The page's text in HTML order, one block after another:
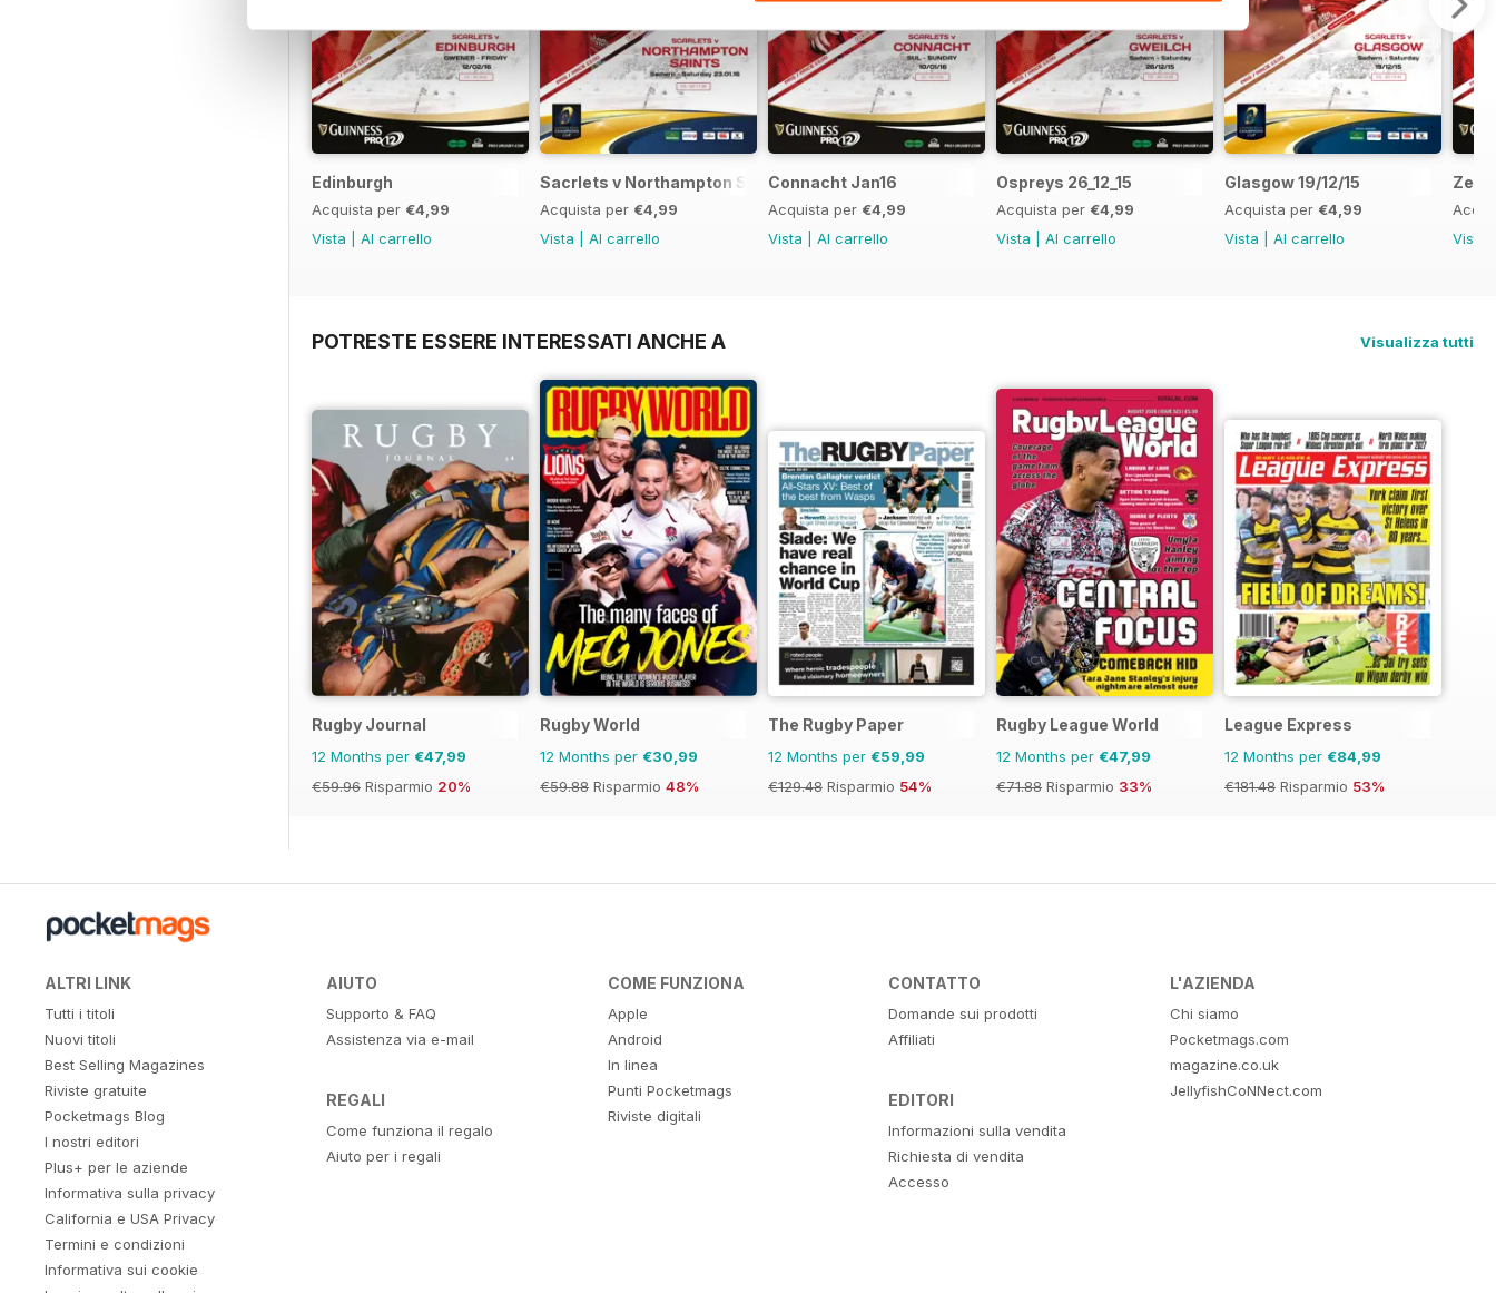
Edinburgh
Acquista per €4,99
Vista
Al carrello
Sacrlets v Northampton Saints
Acquista per €4,99
Vista
Al carrello
Connacht Jan16
Acquista per €4,99
Vista
Al carrello
Ospreys 26_12_15
Acquista per €4,99
Vista
Al carrello
Glasgow 19/12/15
Acquista per €4,99
Vista
Al carrello
Vista
POTRESTE ESSERE INTERESSATI ANCHE A Visualizza tutti
Rugby Journal
12 Months per €47,99
€59.96 Risparmio 20%
Rugby World
12 Months per €30,99
€59.88 Risparmio 48%
The Rugby Paper
12 Months per €59,99
€129.48 Risparmio 54%
Rugby League World
12 Months per €47,99
€71.88 Risparmio 33%
League Express
12 Months per €84,99
€181.48 Risparmio 53%
ALTRI LINK
Tutti i titoli
Nuovi titoli
Best Selling Magazines
Riviste gratuite
Pocketmags Blog
I nostri editori
Plus+ per le aziende
Informativa sulla privacy
California e USA Privacy
Termini e condizioni
Informativa sui cookie
AIUTO
Supporto & FAQ
Assistenza via e-mail
REGALI
Come funziona il regalo
Aiuto per i regali
COME FUNZIONA
Apple
Android
In linea
Punti Pocketmags
Riviste digitali
CONTATTO
Domande sui prodotti
Affiliati
EDITORI
Informazioni sulla vendita
Richiesta di vendita
Accesso
L'AZIENDA
Chi siamo
Pocketmags.com
magazine.co.uk
JellyfishCoNNect.com